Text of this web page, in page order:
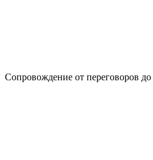
Сопровождение от переговоров до